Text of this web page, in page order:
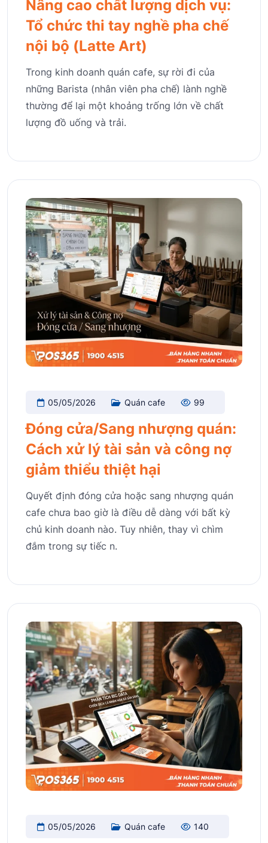
Nâng cao chất lượng dịch vụ:
Tổ chức thi tay nghề pha chế
nội bộ (Latte Art)
Trong kinh doanh quán cafe, sự rời đi của
những Barista (nhân viên pha chế) lành nghề
thường để lại một khoảng trống lớn về chất
lượng đồ uống và trải.
05/05/2026 Quán cafe 99
Đóng cửa/Sang nhượng quán:
Cách xử lý tài sản và công nợ
giảm thiểu thiệt hại
Quyết định đóng cửa hoặc sang nhượng quán
cafe chưa bao giờ là điều dễ dàng với bất kỳ
chủ kinh doanh nào. Tuy nhiên, thay vì chìm
đắm trong sự tiếc n.
05/05/2026 Quán cafe 140